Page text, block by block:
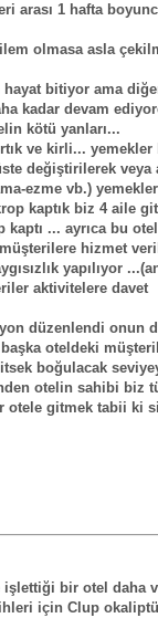
arası 1 hafta
olmasa asla
bitiyor ama
kadar devam
kötü yanları...
ve kirli... yemekler
değiştirilerek veya
ezme vb.)
kaptık biz 4 aile
... ayrıca bu
müşterilere hizmet
yapılıyor
aktivitelere davet
düzenlendi onun
oteldeki
boğulacak
otelin sahibi biz
otele gitmek tabii ki
işlettiği bir otel daha
için Clup